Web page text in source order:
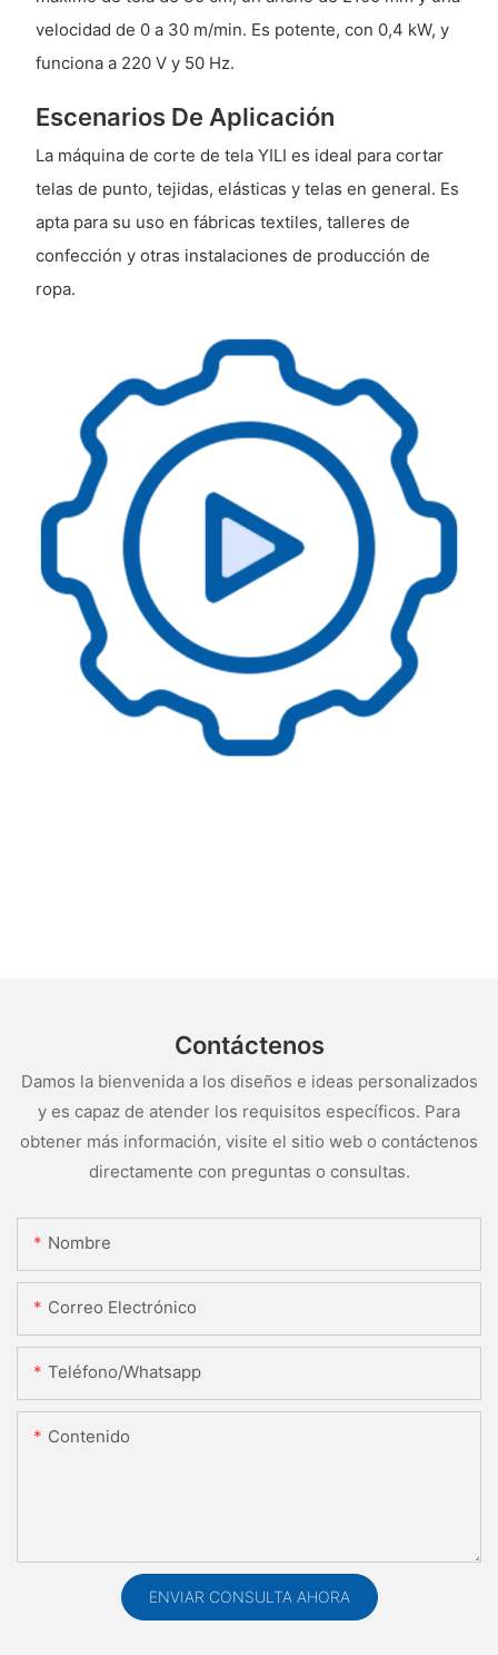
velocidad de 0 a 30 m/min. Es potente, con 0,4 kW, y
funciona a 220 V y 50 Hz.
Escenarios De Aplicación
La máquina de corte de tela YILI es ideal para cortar
telas de punto, tejidas, elásticas y telas en general. Es
apta para su uso en fábricas textiles, talleres de
confección y otras instalaciones de producción de
ropa.
Contáctenos
Damos la bienvenida a los diseños e ideas personalizados
y es capaz de atender los requisitos específicos. Para
obtener más información, visite el sitio web o contáctenos
directamente con preguntas o consultas.
Nombre
Correo Electrónico
Teléfono/whatsapp
Contenido
ENVIAR CONSULTA AHORA